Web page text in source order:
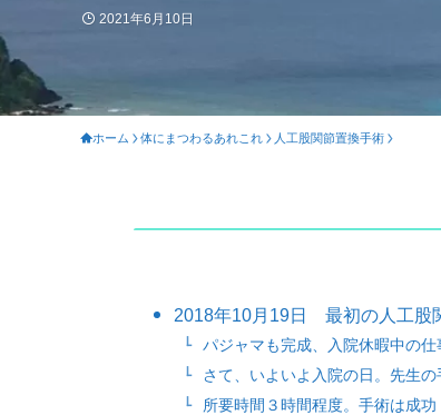
2021年6月10日
ホーム 体にまつわるあれこれ 人工股関節置換手術
2018年10月19日 最初の人工股
パジャマも完成、入院休暇中の仕
さて、いよいよ入院の日。先生
所要時間３時間程度。手術は成